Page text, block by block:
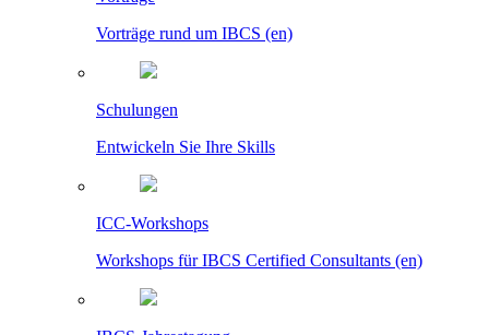
Vorträge rund um IBCS (en)
Schulungen
Entwickeln Sie Ihre Skills
ICC-Workshops
Workshops für IBCS Certified Consultants (en)